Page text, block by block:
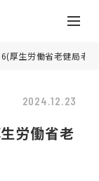
厚生労働省老健局老
2024.12.23
労働省老